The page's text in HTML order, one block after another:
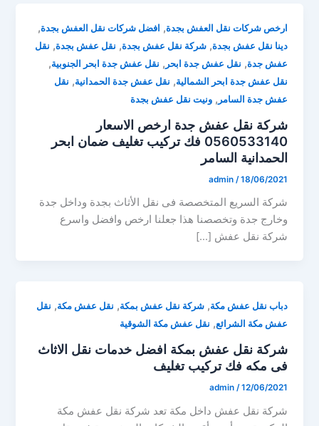
ارخص شركات نقل العفش بجدة, افضل شركات نقل العفش بجدة,
دينا نقل عفش بجدة,شركة نقل عفش بجدة, نقل عفش بجدة, نقل
عفش جدة, نقل عفش جدة ابحر , نقل عفش جدة ابحر الجنوبية,
نقل عفش جدة ابحر الشمالية, نقل عفش جدة الحمدانية, نقل
عفش جدة السامر ,ونيت نقل عفش بجدة
شركة نقل عفش جدة ارخص الاسعار
0560533140 فك تركيب تغليف ضمان ابحر
الحمدانية السامر
admin /18/06/2021
شركة السريع المتخصصة فى نقل الأثاث بجدة وداخل جدة
وخارج جدة وتخصصنا هذا جعلنا ارخص وافضل واسرع
شركة نقل عفش […]
دباب نقل عفش مكة,شركة نقل عفش بمكة, نقل عفش مكة, نقل
عفش مكة الشرائع, نقل عفش مكة الشوقية
شركة نقل عفش بمكة افضل خدمات نقل الاثاث
فى مكه فك تركيب تغليف
admin /12/06/2021
شركة نقل عفش داخل مكة تعد شركة نقل عفش مكة